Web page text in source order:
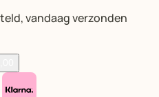
vandaag verzonden